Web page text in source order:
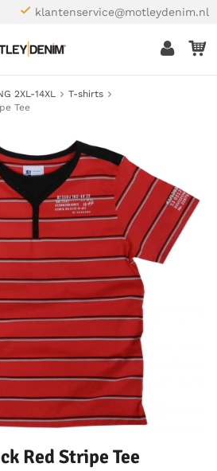
klantenservice@motleydenim.nl
2XL-14XL
T-shirts
Tee
Red Stripe Tee